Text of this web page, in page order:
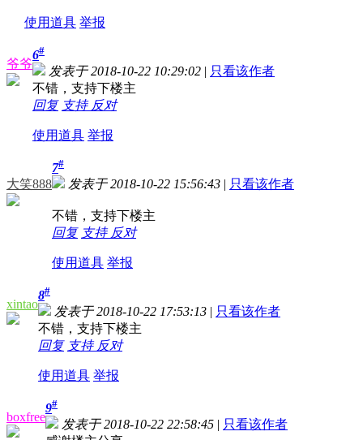
使用道具 举报
爷爷
6#
发表于 2018-10-22 10:29:02 | 只看该作者
不错，支持下楼主
回复 支持 反对
使用道具 举报
大笑888
7#
发表于 2018-10-22 15:56:43 | 只看该作者
不错，支持下楼主
回复 支持 反对
使用道具 举报
xintao
8#
发表于 2018-10-22 17:53:13 | 只看该作者
不错，支持下楼主
回复 支持 反对
使用道具 举报
boxfree
9#
发表于 2018-10-22 22:58:45 | 只看该作者